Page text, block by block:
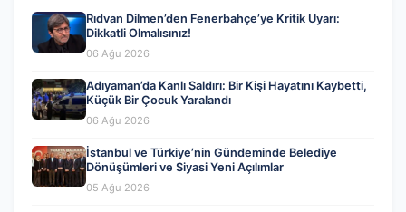
Rıdvan Dilmen’den Fenerbahçe’ye Kritik Uyarı:
Dikkatli Olmalısınız!
06 Ağu 2026
Adıyaman’da Kanlı Saldırı: Bir Kişi Hayatını Kaybetti,
Küçük Bir Çocuk Yaralandı
06 Ağu 2026
İstanbul ve Türkiye’nin Gündeminde Belediye
Dönüşümleri ve Siyasi Yeni Açılımlar
05 Ağu 2026